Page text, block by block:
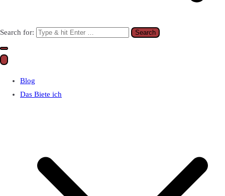
Search for:
Blog
Das Biete ich